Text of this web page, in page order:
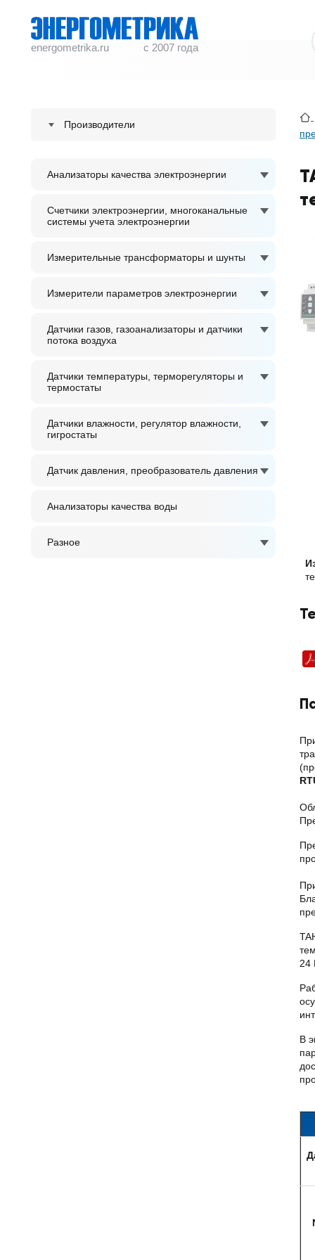
energometrika.ru с 2007 года
Производители
S plus S Regeltechnik GmbH
Анализаторы качества электроэнергии
Счетчики электроэнергии, многоканальные
системы учета электроэнергии
Измерительные трансформаторы и шунты
Измерители параметров электроэнергии
Датчики газов, газоанализаторы и датчики
потока воздуха
Датчики температуры, терморегуляторы и
термостаты
Датчики влажности, регулятор влажности,
гигростаты
Датчик давления, преобразователь давления
Анализаторы качества воды
Разное
24
В